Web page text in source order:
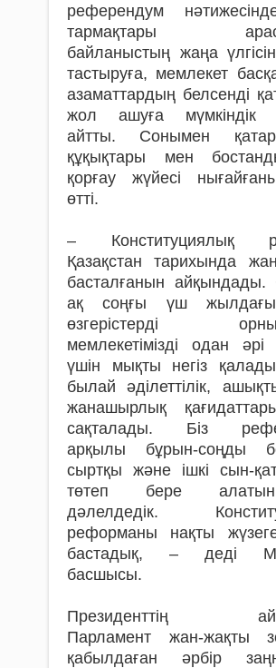
рефе­рендум
тармақтары
байланыстың жаңа
тастыруға, мемлекет
аза­мат­тардың белсенді
жол ашуға мүм­кіндік
айтты. Сонымен
құқықтары мен
қорғау жү­йе­сі
өтті.
– Конституциялық
Қазақстан та­ри­хында
басталғанын айқын­дады.
ақ соңғы үш
өзгерістерді
мемлекетімізді одан әрі
үшін мықты негіз
былай әділеттілік,
жанашырлық
сақталады. Біз
арқылы бұрын-соңды
сыртқы және ішкі сын-
тө­теп бере
дәлелдедік.
реформаны нақты
бастадық, – деді
басшысы.
Президенттің
Парламент жан-­­жақты
қабылдаған әр­бір